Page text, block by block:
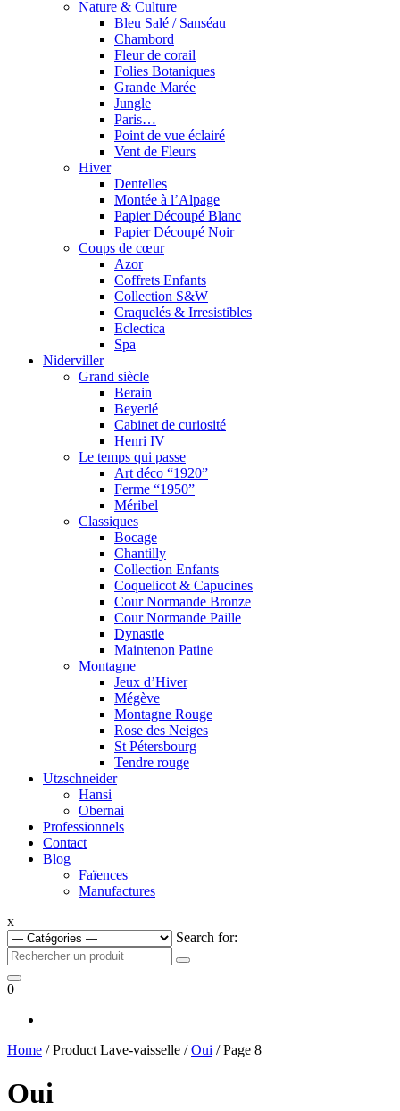
Nature & Culture
Bleu Salé / Sanséau
Chambord
Fleur de corail
Folies Botaniques
Grande Marée
Jungle
Paris…
Point de vue éclairé
Vent de Fleurs
Hiver
Dentelles
Montée à l’Alpage
Papier Découpé Blanc
Papier Découpé Noir
Coups de cœur
Azor
Coffrets Enfants
Collection S&W
Craquelés & Irresistibles
Eclectica
Spa
Niderviller
Grand siècle
Berain
Beyerlé
Cabinet de curiosité
Henri IV
Le temps qui passe
Art déco “1920”
Ferme “1950”
Méribel
Classiques
Bocage
Chantilly
Collection Enfants
Coquelicot & Capucines
Cour Normande Bronze
Cour Normande Paille
Dynastie
Maintenon Patine
Montagne
Jeux d’Hiver
Mégève
Montagne Rouge
Rose des Neiges
St Pétersbourg
Tendre rouge
Utzschneider
Hansi
Obernai
Professionnels
Contact
Blog
Faïences
Manufactures
x
Search for:
0
Home / Product Lave-vaisselle /Oui / Page 8
Oui